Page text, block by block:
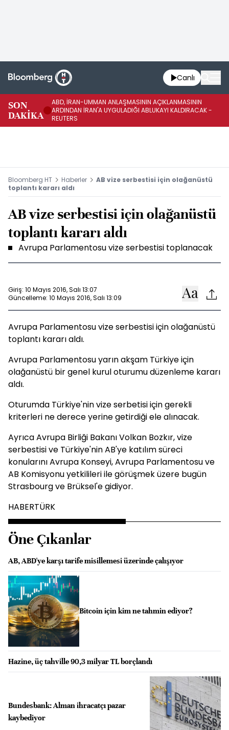
Canlı
SON
DAKİKA
ABD, İRAN-UMMAN ANLAŞMASININ AÇIKLANMASININ
ARDINDAN İRAN'A UYGULADIĞI ABLUKAYI KALDIRACAK -
REUTERS
Bloomberg HT Haberler
AB vize serbestisi için olağanüstü
toplantı kararı aldı
AB vize serbestisi için olağanüstü
toplantı kararı aldı
Avrupa Parlamentosu vize serbestisi toplanacak
Giriş: 10 Mayıs 2016, Salı 13:07
Güncelleme: 10 Mayıs 2016, Salı 13:09
Avrupa Parlamentosu vize serbestisi için olağanüstü
toplantı kararı aldı.
Avrupa Parlamentosu yarın akşam Türkiye için
olağanüstü bir genel kurul oturumu düzenleme kararı
aldı.
Oturumda Türkiye'nin vize serbetisi için gerekli
kriterleri ne derece yerine getirdiği ele alınacak.
Ayrıca Avrupa Birliği Bakanı Volkan Bozkır, vize
serbestisi ve Türkiye'nin AB'ye katılım süreci
konularını Avrupa Konseyi, Avrupa Parlamentosu ve
AB Komisyonu yetkilileri ile görüşmek üzere bugün
Strasbourg ve Brüksel'e gidiyor.
HABERTÜRK
Öne Çıkanlar
AB, ABD'ye karşı tarife misillemesi üzerinde çalışıyor
Bitcoin için kim ne tahmin ediyor?
Hazine, üç tahville 90,3 milyar TL borçlandı
Bundesbank: Alman ihracatçı pazar
kaybediyor